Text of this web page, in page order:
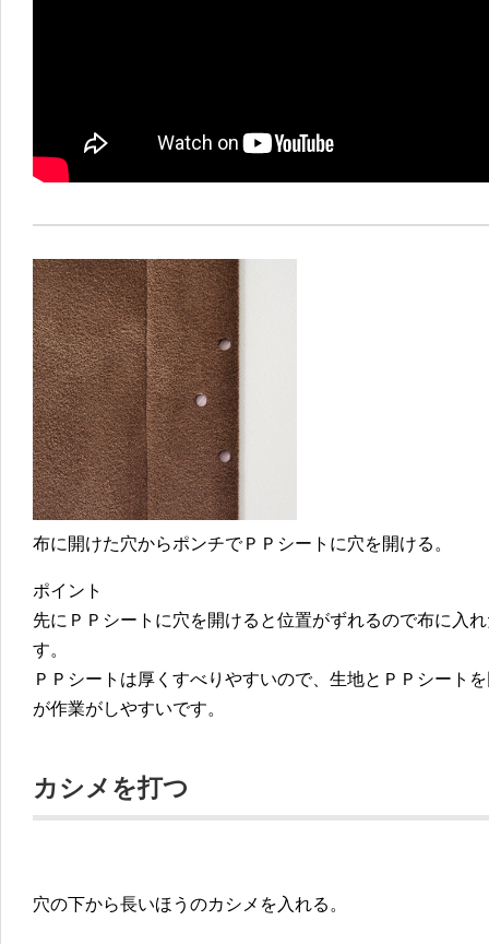
布に開けた穴からポンチでＰＰシートに穴を開ける。
ポイント
先にＰＰシートに穴を開けると位置がずれるので布に入
す。
ＰＰシートは厚くすべりやすいので、生地とＰＰシート
が作業がしやすいです。
カシメを打つ
穴の下から長いほうのカシメを入れる。